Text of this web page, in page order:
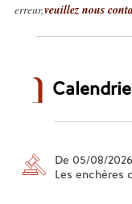
erreur,veuillez nous
De 05/08/
Les enchères